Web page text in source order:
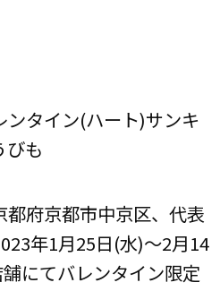
ンタイン(ハート)サンキ
びも
都府京都市中京区、代表
年1月25日(水)～2月14
にてバレンタイン限定